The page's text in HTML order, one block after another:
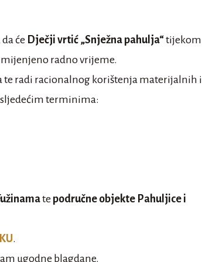
će Dječji vrtić „Snježna pahulja“tijekom
radno vrijeme.
te radi racionalnog korištenja materijalnih i
terminima:
te područne objekte Pahuljice i
.
ugodne blagdane.